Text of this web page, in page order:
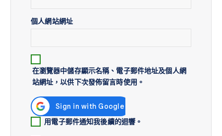
個人網站網址
在瀏覽器中儲存顯示名稱、電子郵件地址及個人網
站網址，以供下次發佈留言時使用。
用電子郵件通知我後續的迴響。